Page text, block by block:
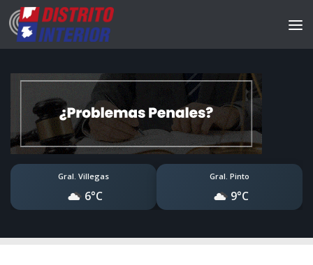
Gral. Villegas
6°C
Gral. Pinto
9°C